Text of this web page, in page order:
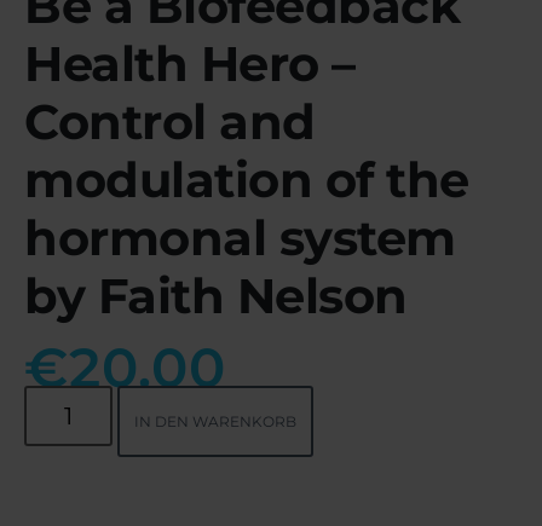
Health Hero –
Control and
modulation of the
hormonal system
by Faith Nelson
€20.00
IN DEN WARENKORB